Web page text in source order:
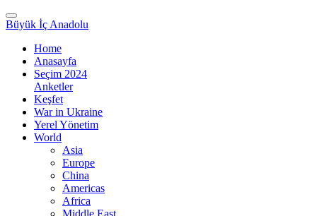
Büyük İç Anadolu
Home
Anasayfa
Seçim 2024
Anketler
Keşfet
War in Ukraine
Yerel Yönetim
World
Asia
Europe
China
Americas
Africa
Middle East